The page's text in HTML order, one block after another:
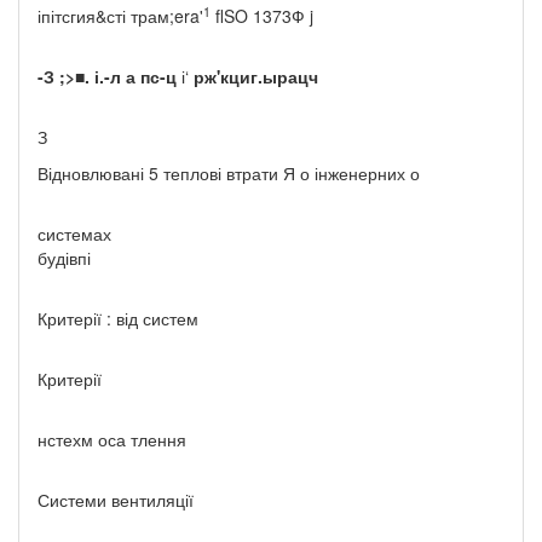
іпітсгия&сті трам;era'1 flSO 1373Ф j
-З ;>■. і.-л а пс-ц і‘ рж'кциг.ырацч
З
Відновлювані 5 теплові втрати Я о інженерних о
системах
будівпі
Критерії : від систем
Критерії
нстехм оса тлення
Системи вентиляції